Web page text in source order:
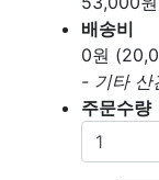
배송비
0원
- 기타 산
주문수량